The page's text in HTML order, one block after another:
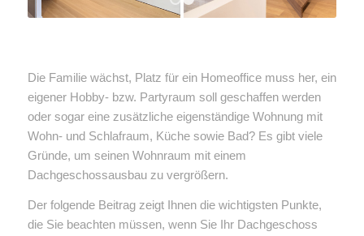
2
Die Familie wächst, Platz für ein Homeoffice muss her, ein
eigener Hobby- bzw. Partyraum soll geschaffen werden
oder sogar eine zusätzliche eigenständige Wohnung mit
Wohn- und Schlafraum, Küche sowie Bad? Es gibt viele
Gründe, um seinen Wohnraum mit einem
Dachgeschossausbau zu vergrößern.
Der folgende Beitrag zeigt Ihnen die wichtigsten Punkte,
die Sie beachten müssen, wenn Sie Ihr Dachgeschoss